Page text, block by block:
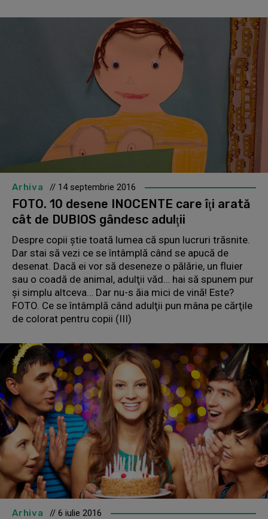
Arhiva // 14 septembrie 2016
FOTO. 10 desene INOCENTE care îţi arată
cât de DUBIOS gândesc adulţii
Despre copii ştie toată lumea că spun lucruri trăsnite.
Dar stai să vezi ce se întâmplă când se apucă de
desenat. Dacă ei vor să deseneze o pălărie, un fluier
sau o coadă de animal, adulţii văd… hai să spunem pur
şi simplu altceva… Dar nu-s ăia mici de vină! Este?
FOTO. Ce se întâmplă când adulţii pun mâna pe cărţile
de colorat pentru copii (III)
Arhiva // 6 iulie 2016